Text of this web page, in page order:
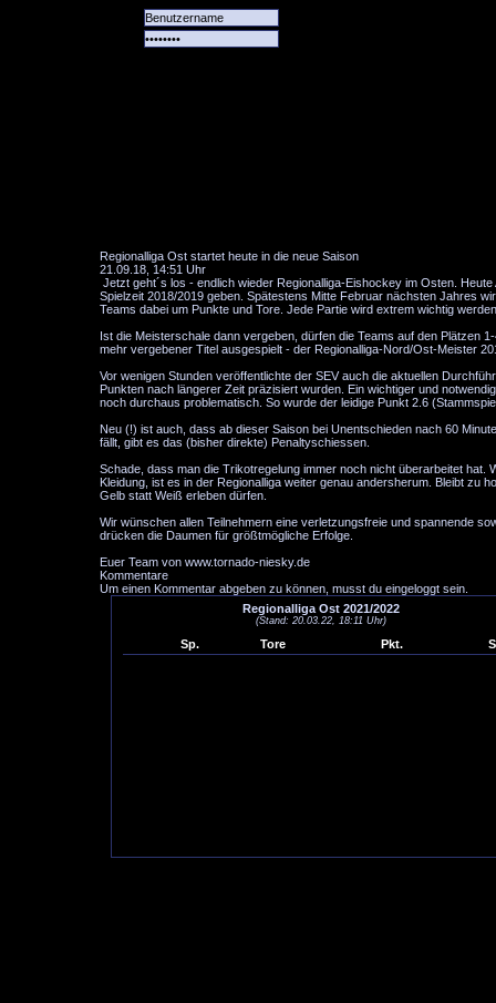
Regionalliga Ost startet heute in die neue Saison
21.09.18, 14:51 Uhr
Jetzt geht´s los - endlich wieder Regionalliga-Eishockey im Osten.
Spielzeit 2018/2019 geben. Spätestens Mitte Februar nächsten Jahres
Teams dabei um Punkte und Tore. Jede Partie wird extrem wichtig
Ist die Meisterschale dann vergeben, dürfen die Teams auf den Plätzen
mehr vergebener Titel ausgespielt - der Regionalliga-Nord/Ost-Meister
Vor wenigen Stunden veröffentlichte der SEV auch die aktuellen
Punkten nach längerer Zeit präzisiert wurden. Ein wichtiger und
noch durchaus problematisch. So wurde der leidige Punkt 2.6
Neu (!) ist auch, dass ab dieser Saison bei Unentschieden nach 60
fällt, gibt es das (bisher direkte) Penaltyschiessen.
Schade, dass man die Trikotregelung immer noch nicht überarbeitet hat.
Kleidung, ist es in der Regionalliga weiter genau andersherum. Bleibt zu
Gelb statt Weiß erleben dürfen.
Wir wünschen allen Teilnehmern eine verletzungsfreie und spannende
drücken die Daumen für größtmögliche Erfolge.
Euer Team von www.tornado-niesky.de
Kommentare
Um einen Kommentar abgeben zu können, musst du eingeloggt sein.
Regionalliga Ost 2021/2022
(Stand: 20.03.22, 18:11 Uhr)
Sp. Tore Pkt.